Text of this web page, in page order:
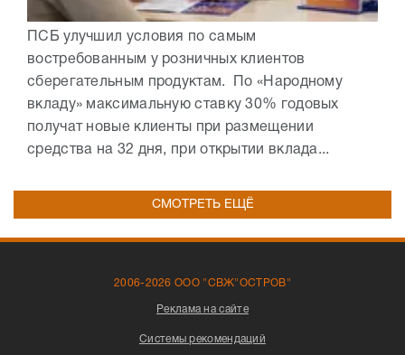
ПСБ улучшил условия по самым
востребованным у розничных клиентов
сберегательным продуктам. По «Народному
вкладу» максимальную ставку 30% годовых
получат новые клиенты при размещении
средства на 32 дня, при открытии вклада...
СМОТРЕТЬ ЕЩЁ
2006-2026 ООО "СВЖ"ОСТРОВ"
Реклама на сайте
Системы рекомендаций